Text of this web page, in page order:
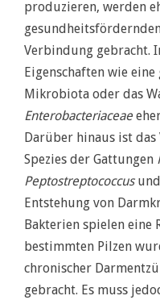
produzieren, werden
Verbindung gebracht.
Eigenschaften wie
Mikrobiota oder das
Enterobacteriaceae
Darüber hinaus ist
Spezies der Gattungen
Peptostreptococcusund
Entstehung von
Bakterien spielen eine
bestimmten Pilzen
chronischer
gebracht. Es muss